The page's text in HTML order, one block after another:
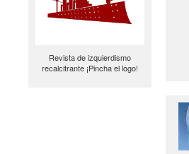
Revista de izquierdismo
recalcitrante ¡Pincha el logo!